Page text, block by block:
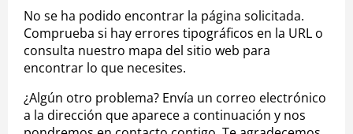
No se ha podido encontrar la página solicitada.
Comprueba si hay errores tipográficos en la URL o
consulta nuestro mapa del sitio web para
encontrar lo que necesites.
¿Algún otro problema? Envía un correo electrónico
a la dirección que aparece a continuación y nos